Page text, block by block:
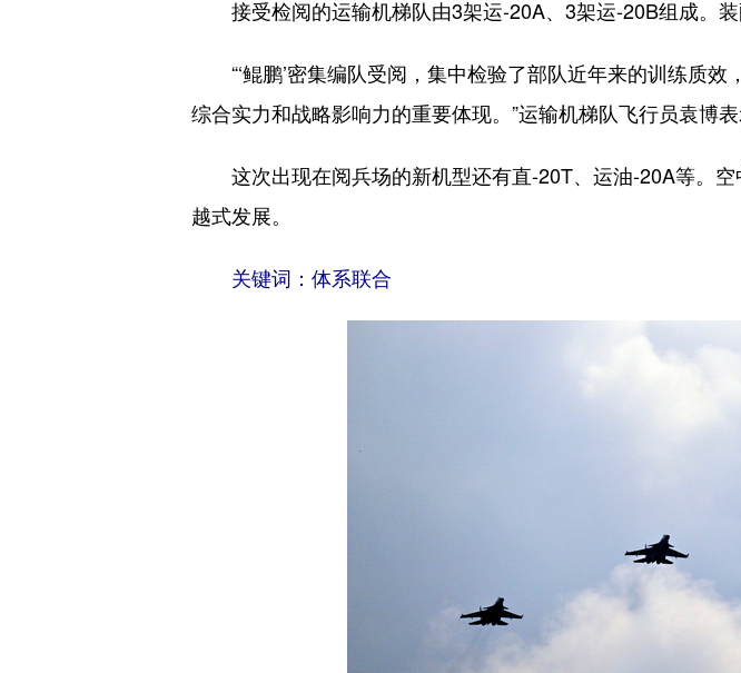
接受检阅的运输机梯队由3架运-20A、3架运-20B组成。装
“‘鲲鹏’密集编队受阅，集中检验了部队近年来的训练质效
综合实力和战略影响力的重要体现。”运输机梯队飞行员袁博表
这次出现在阅兵场的新机型还有直-20T、运油-20A等。空
越式发展。
关键词：体系联合